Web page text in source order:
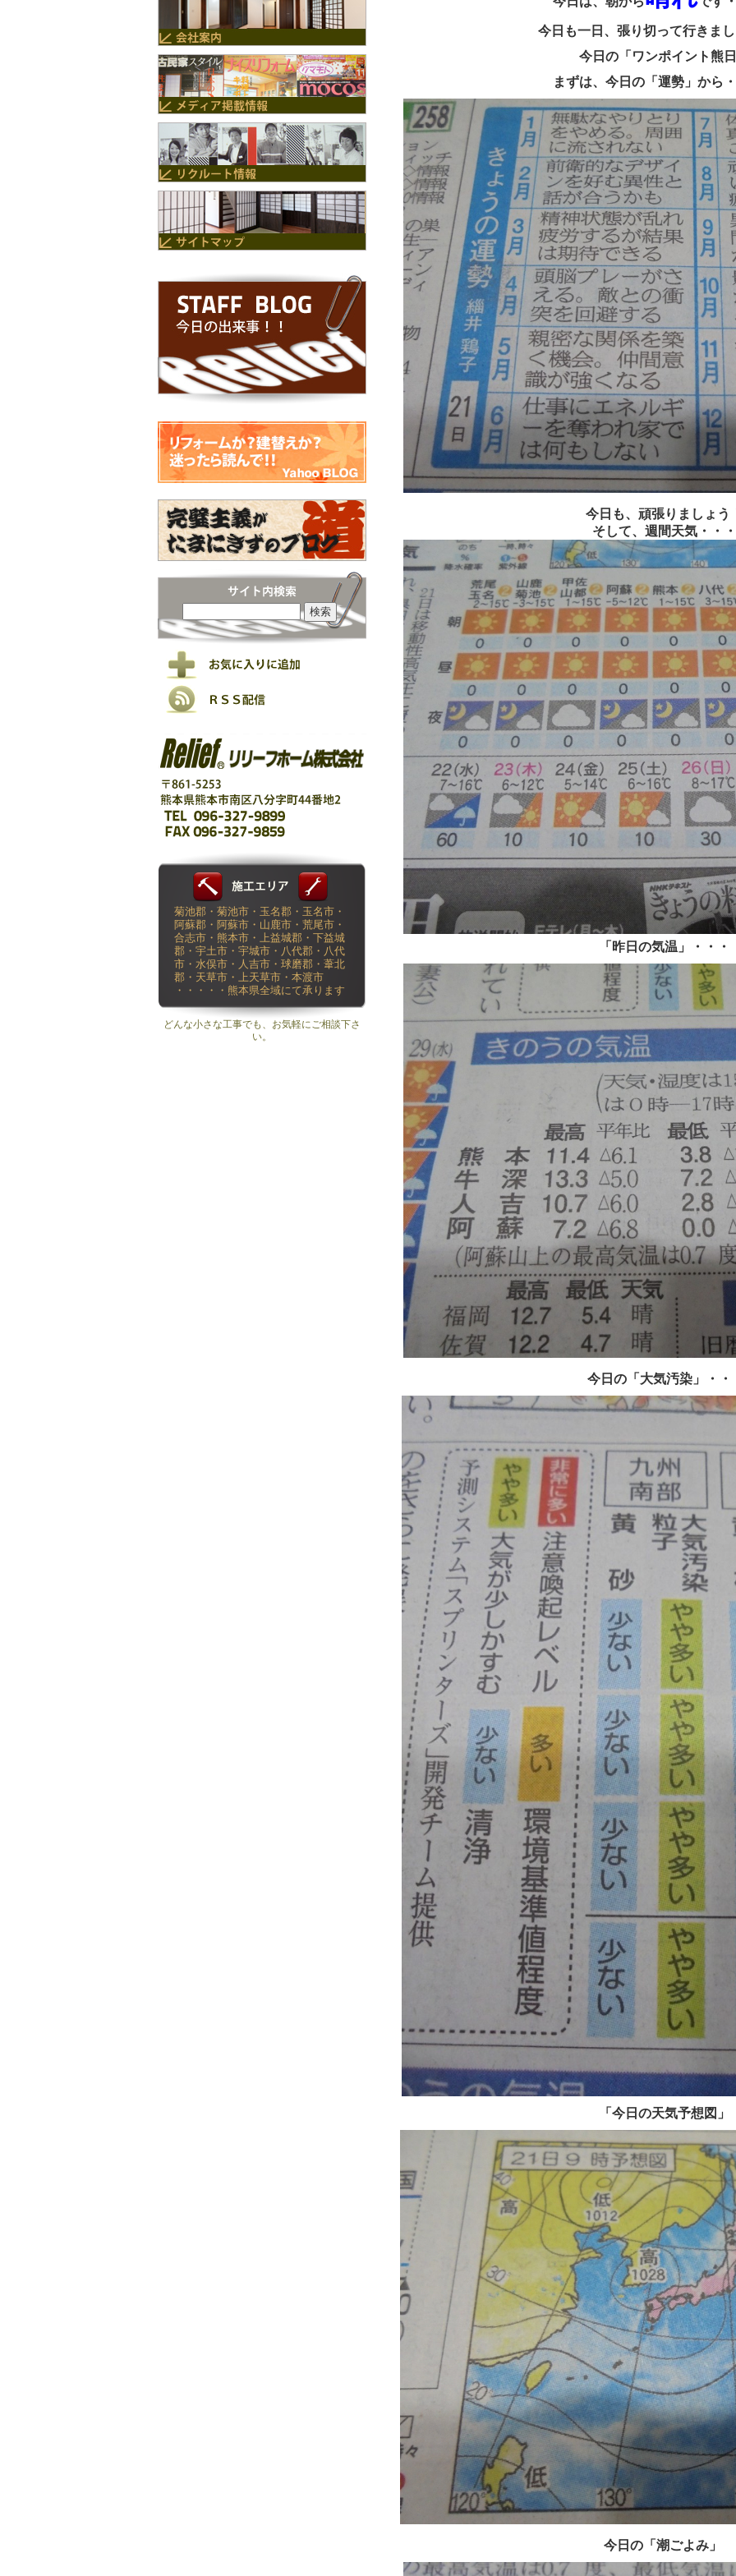
今日も一日、張り切って行きま
今日の「ワンポイント熊
まずは、今日の「運勢」から
今日も、頑張りましょう
そして、週間天気・・・
「昨日の気温」・・・
今日の「大気汚染」・・
「今日の天気予想図」
今日の「潮ごよみ」
菊池郡・菊池市・玉名郡・玉名市・
阿蘇郡・阿蘇市・山鹿市・荒尾市・
合志市・熊本市・上益城郡・下益城
郡・宇土市・宇城市・八代郡・八代
市・水俣市・人吉市・球磨郡・葦北
郡・天草市・上天草市・本渡市
・・・・・熊本県全域にて承ります
どんな小さな工事でも、お気軽にご相談下さ
い。